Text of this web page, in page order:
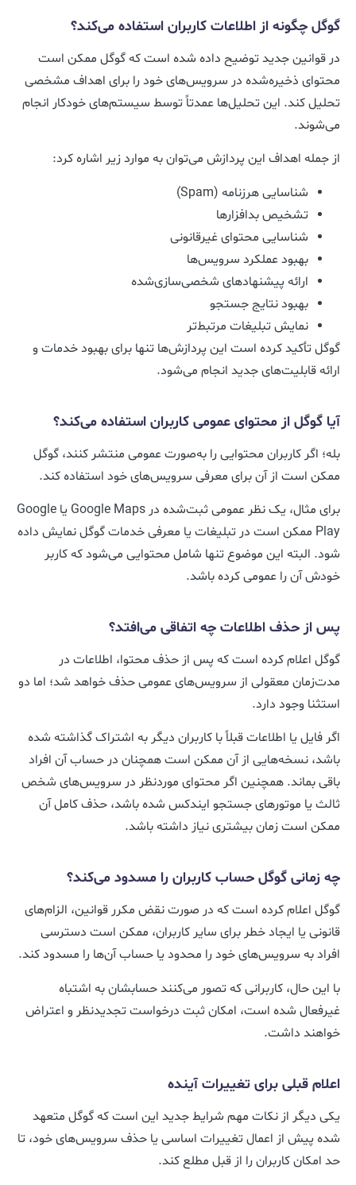
گوگل چگونه از اطلاعات کاربران استفاده می‌کند؟
در قوانین جدید توضیح داده شده است که گوگل ممکن است
محتوای ذخیره‌شده در سرویس‌های خود را برای اهداف مشخصی
تحلیل کند. این تحلیل‌ها عمدتاً توسط سیستم‌های خودکار انجام
می‌شوند.
از جمله اهداف این پردازش می‌توان به موارد زیر اشاره کرد:
شناسایی هرزنامه (Spam)
تشخیص بدافزارها
شناسایی محتوای غیرقانونی
بهبود عملکرد سرویس‌ها
ارائه پیشنهادهای شخصی‌سازی‌شده
بهبود نتایج جستجو
نمایش تبلیغات مرتبط‌تر
گوگل تأکید کرده است این پردازش‌ها تنها برای بهبود خدمات و
ارائه قابلیت‌های جدید انجام می‌شود.
آیا گوگل از محتوای عمومی کاربران استفاده می‌کند؟
بله؛ اگر کاربران محتوایی را به‌صورت عمومی منتشر کنند، گوگل
ممکن است از آن برای معرفی سرویس‌های خود استفاده کند.
برای مثال، یک نظر عمومی ثبت‌شده در Google Maps یا Google
Play ممکن است در تبلیغات یا معرفی خدمات گوگل نمایش داده
شود. البته این موضوع تنها شامل محتوایی می‌شود که کاربر
خودش آن را عمومی کرده باشد.
پس از حذف اطلاعات چه اتفاقی می‌افتد؟
گوگل اعلام کرده است که پس از حذف محتوا، اطلاعات در
مدت‌زمان معقولی از سرویس‌های عمومی حذف خواهد شد؛ اما دو
استثنا وجود دارد.
اگر فایل یا اطلاعات قبلاً با کاربران دیگر به اشتراک گذاشته شده
باشد، نسخه‌هایی از آن ممکن است همچنان در حساب آن افراد
باقی بماند. همچنین اگر محتوای موردنظر در سرویس‌های شخص
ثالث یا موتورهای جستجو ایندکس شده باشد، حذف کامل آن
ممکن است زمان بیشتری نیاز داشته باشد.
چه زمانی گوگل حساب کاربران را مسدود می‌کند؟
گوگل اعلام کرده است که در صورت نقض مکرر قوانین، الزام‌های
قانونی یا ایجاد خطر برای سایر کاربران، ممکن است دسترسی
افراد به سرویس‌های خود را محدود یا حساب آن‌ها را مسدود کند.
با این حال، کاربرانی که تصور می‌کنند حسابشان به اشتباه
غیرفعال شده است، امکان ثبت درخواست تجدیدنظر و اعتراض
خواهند داشت.
اعلام قبلی برای تغییرات آینده
یکی دیگر از نکات مهم شرایط جدید این است که گوگل متعهد
شده پیش از اعمال تغییرات اساسی یا حذف سرویس‌های خود، تا
حد امکان کاربران را از قبل مطلع کند.